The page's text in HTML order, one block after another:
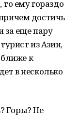
ему гораздо
достичь
за еще пару
из Азии,
к
в несколько
Горы? Не